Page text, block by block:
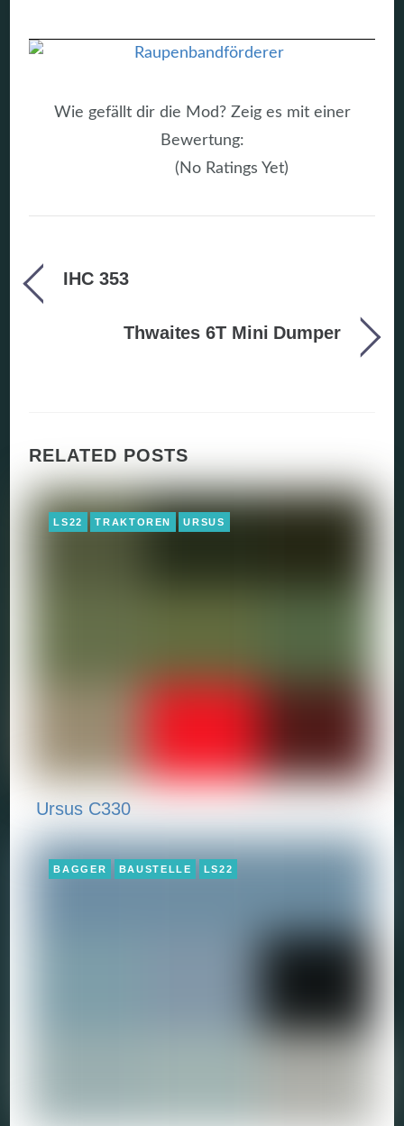
Wie gefällt dir die Mod? Zeig es mit einer
Bewertung:
(No Ratings Yet)
IHC 353
Thwaites 6T Mini Dumper
RELATED POSTS
LS22 TRAKTOREN URSUS
Ursus C330
BAGGER BAUSTELLE LS22